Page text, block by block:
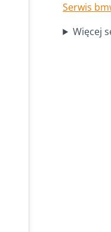
Serwis
Więcej